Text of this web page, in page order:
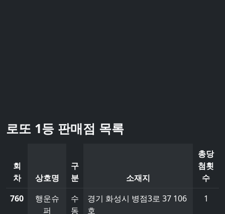
로또 1등 판매점 목록
회
차
상호명
구
분
소재지
총당
첨횟
수
760
행운슈
퍼
수
동
경기 화성시 병점3로 37 106
호
1